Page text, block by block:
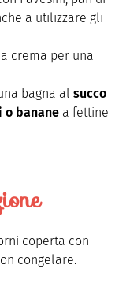
a utilizzare gli
crema per una
bagna al succo
o banane a fettine
coperta con
congelare.